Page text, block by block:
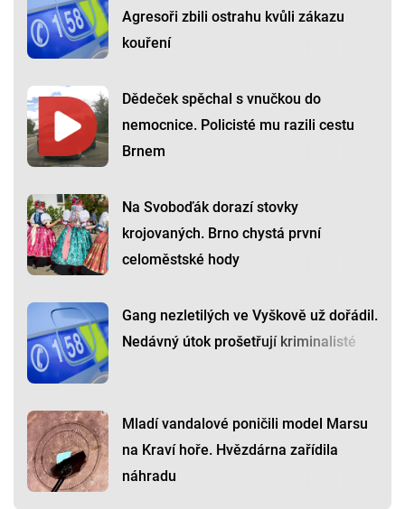
Agresoři zbili ostrahu kvůli zákazu
kouření
Dědeček spěchal s vnučkou do
nemocnice. Policisté mu razili cestu
Brnem
Na Svoboďák dorazí stovky
krojovaných. Brno chystá první
celoměstské hody
Gang nezletilých ve Vyškově už dořádil.
Nedávný útok prošetřují kriminalisté
Mladí vandalové poničili model Marsu
na Kraví hoře. Hvězdárna zařídila
náhradu